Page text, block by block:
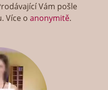
Vám pošle
Více oanonymitě.